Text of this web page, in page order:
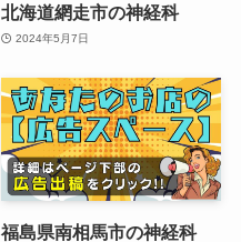
北海道網走市の神経科
2024年5月7日
福島県南相馬市の神経科